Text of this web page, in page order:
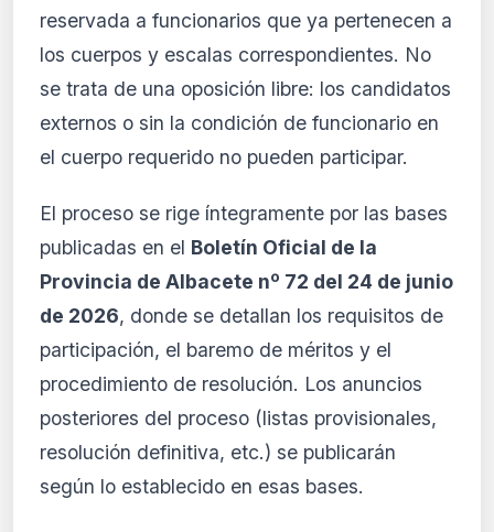
reservada a funcionarios que ya pertenecen a
los cuerpos y escalas correspondientes. No
se trata de una oposición libre: los candidatos
externos o sin la condición de funcionario en
el cuerpo requerido no pueden participar.
El proceso se rige íntegramente por las bases
publicadas en el Boletín Oficial de la
Provincia de Albacete nº 72 del 24 de junio
de 2026, donde se detallan los requisitos de
participación, el baremo de méritos y el
procedimiento de resolución. Los anuncios
posteriores del proceso (listas provisionales,
resolución definitiva, etc.) se publicarán
según lo establecido en esas bases.